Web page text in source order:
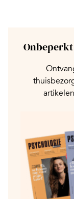
Onbeperkt